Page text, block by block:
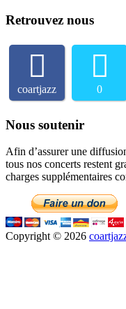
Retrouvez nous
coartjazz 0
Nous soutenir
Afin d’assurer une
tous nos concerts restent
charges supplémentaires
Copyright © 2026